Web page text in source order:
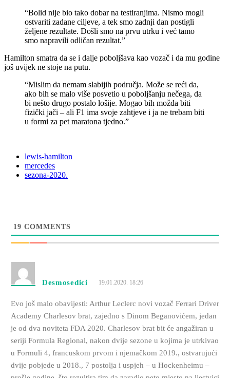
“Bolid nije bio tako dobar na testiranjima. Nismo mogli
ostvariti zadane ciljeve, a tek smo zadnji dan postigli
željene rezultate. Došli smo na prvu utrku i već tamo
smo napravili odličan rezultat.”
Hamilton smatra da se i dalje poboljšava kao vozač i da mu godine
još uvijek ne stoje na putu.
“Mislim da nemam slabijih područja. Može se reći da,
ako bih se malo više posvetio u poboljšanju nečega, da
bi nešto drugo postalo lošije. Mogao bih možda biti
fizički jači – ali F1 ima svoje zahtjeve i ja ne trebam biti
u formi za pet maratona tjedno.”
lewis-hamilton
mercedes
sezona-2020.
19 COMMENTS
Desmosedici 19.01.2020. 18:26
Evo još malo obavijesti: Arthur Leclerc novi vozač Ferrari Driver
Academy Charlesov brat, zajedno s Dinom Beganovićem, jedan
je od dva noviteta FDA 2020. Charlesov brat bit će angažiran u
seriji Formula Regional, nakon dvije sezone u kojima je utrkivao
u Formuli 4, francuskom prvom i njemačkom 2019., ostvarujući
dvije pobjede u 2018., 7 postolja i uspjeh – u Hockenheimu –